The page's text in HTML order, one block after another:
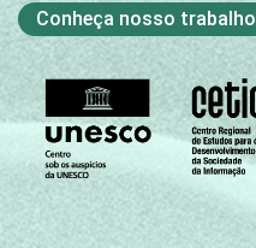
Conheça nosso trabalho